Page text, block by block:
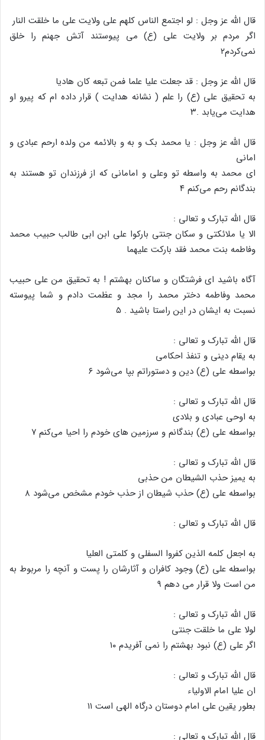
قال الله عز وجل : لو اجتمع الناس کلهم علی ولایت علی ما خلقت النار
اگر مردم بر ولایت علی (ع) می پیوستند آتش جهنم را خلق
نمی‌کردم۲
قال الله عز وجل : قد جعلت علیا علما فمن تبعه کان هادیا
به تحقیق علی (ع) را علم ( نشانه هدایت ) قرار داده ام که پیرو او
هدایت می‌یابد .۳
قال الله عز وجل : یا محمد بک و به و بالائمه من ولده ارحم عبادی و
امانی
ای محمد به واسطه تو وعلی و امامانی که از فرزندان تو هستند به
بندگانم رحم می‌کنم ۴
قال الله تبارک و تعالی :
الا یا ملائکتی و سکان جنتی بارکوا علی ابن ابی طالب حبیب محمد
وفاطمه بنت محمد فقد بارکت علیهما
آگاه باشید ای فرشتگان و ساکنان بهشتم ! به تحقیق من علی حبیب
محمد وفاطمه دختر محمد را مجد و عظمت دادم و شما پیوسته
نسبت به ایشان در این راستا باشید . ۵
قال الله تبارک و تعالی :
به یقام دینی و تنفذ احکامی
بواسطه علی (ع) دین و دستوراتم بپا می‌شود ۶
قال الله تبارک و تعالی :
به اوحی عبادی و بلادی
بواسطه علی (ع) بندگانم و سرزمین های خودم را احیا می‌کنم ۷
قال الله تبارک و تعالی :
به یمیز حذب الشیطان من حذبی
بواسطه علی (ع) حذب شیطان از حذب خودم مشخص می‌شود ۸
قال الله تبارک و تعالی :
به اجعل کلمه الذین کفروا السفلی و کلمتی العلیا
بواسطه علی (ع) وجود کافران و آثارشان را پست و آنچه را مربوط به
من است ولا قرار می دهم ۹
قال الله تبارک و تعالی :
لولا علی ما خلقت جنتی
اگر علی (ع) نبود بهشتم را نمی آفریدم ۱۰
قال الله تبارک و تعالی :
ان علیا امام الاولیاء
بطور یقین علی امام دوستان درگاه الهی است ۱۱
قال الله تبارک و تعالی :